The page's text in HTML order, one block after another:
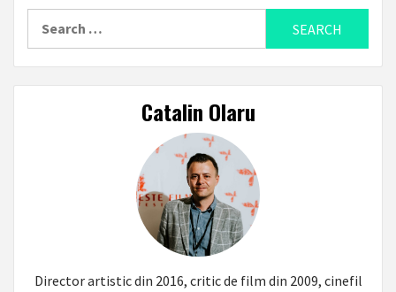
Catalin Olaru
Director artistic din 2016, critic de film din 2009, cinefil